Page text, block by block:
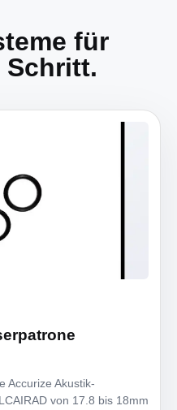
für
Schritt.
Accurize Akustik-
von 17.8 bis 18mm